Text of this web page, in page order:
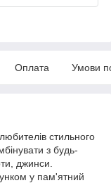
Оплата Умови
стильного
з будь-
джинси.
у пам'ятний